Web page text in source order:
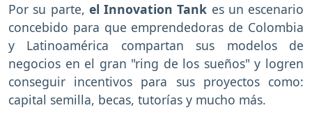
Por su parte, el Innovation Tank es un escenario
concebido para que emprendedoras de Colombia
y Latinoamérica compartan sus modelos de
negocios en el gran "ring de los sueños" y logren
conseguir incentivos para sus proyectos como:
capital semilla, becas, tutorías y mucho más.